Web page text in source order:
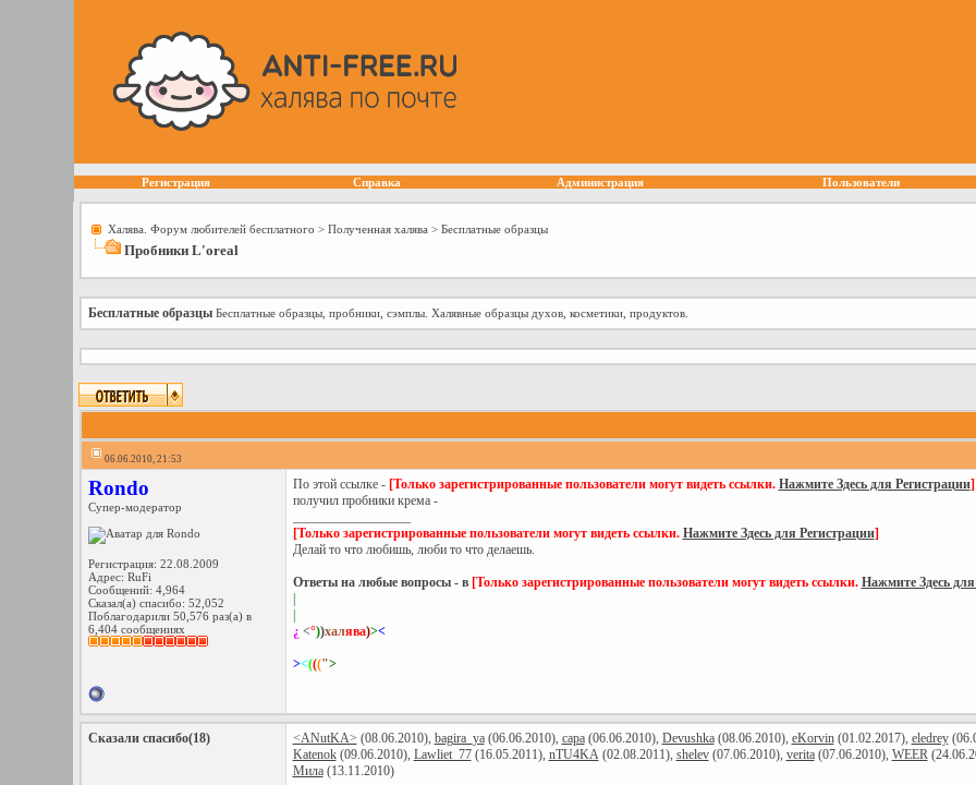
Регистрация Справка Администрация Пользователи
Халява. Форум любителей бесплатного > Полученная халява > Бесплатные образцы
Пробники L'oreal
Бесплатные образцы Бесплатные образцы, пробники, сэмплы. Халявные образцы духов, косметики, продуктов.
06.06.2010, 21:53
Rondo
Супер-модератор
Регистрация: 22.08.2009
Адрес: RuFi
Сообщений: 4,964
Сказал(а) спасибо: 52,052
Поблагодарили 50,576 раз(а) в
6,404 сообщениях
По этой ссылке - [Только зарегистрированные пользователи могут видеть ссылки. Нажмите Здесь для Регистрации]
получил пробники крема -
[Только зарегистрированные пользователи могут видеть ссылки. Нажмите Здесь для Регистрации]
Делай то что любишь, люби то что делаешь.
Ответы на любые вопросы - в [Только зарегистрированные пользователи могут видеть ссылки. Нажмите Здесь
¿ <°))халява)><
><(((">
Сказали спасибо(18) <ANutKA> (08.06.2010), bagira_ya(06.06.2010), capa(06.06.2010), Devushkа(08.06.2010), eKorvin(01.02.2017), eledrey
Katenok(09.06.2010), Lawliet_77(16.05.2011), nTU4KA(02.08.2011), shelev(07.06.2010), verita(07.06.2010), WEER
Мила(13.11.2010)